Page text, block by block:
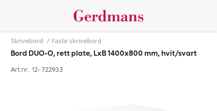
Skrivebord / Faste skrivebord
Bord DUO-O, rett plate, LxB 1400x800 mm, hvit/svart
Art.nr. 12-722933